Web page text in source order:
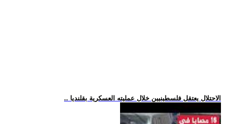
.. الاحتلال يعتقل فلسطينيين خلال عمليته العسكرية بقلنديا